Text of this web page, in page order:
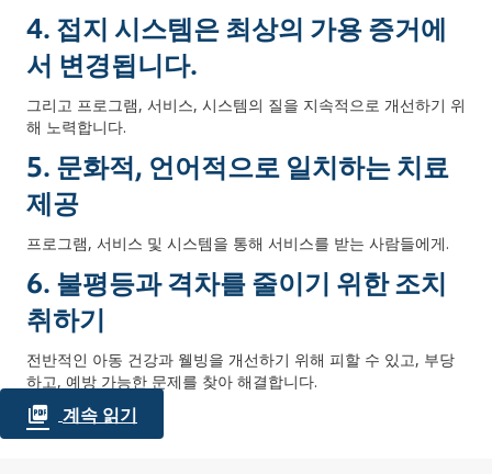
4. 접지 시스템은 최상의 가용 증거에
서 변경됩니다.
그리고 프로그램, 서비스, 시스템의 질을 지속적으로 개선하기 위
해 노력합니다.
5. 문화적, 언어적으로 일치하는 치료
제공
프로그램, 서비스 및 시스템을 통해 서비스를 받는 사람들에게.
6. 불평등과 격차를 줄이기 위한 조치
취하기
전반적인 아동 건강과 웰빙을 개선하기 위해 피할 수 있고, 부당
하고, 예방 가능한 문제를 찾아 해결합니다.
계속 읽기